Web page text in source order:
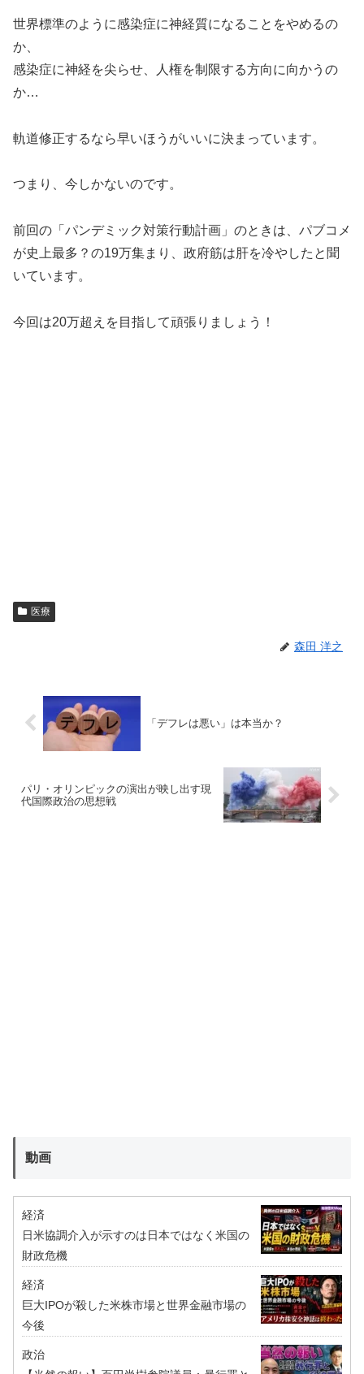
世界標準のように感染症に神経質になることをやめるの
か、
感染症に神経を尖らせ、人権を制限する方向に向かうの
か…
軌道修正するなら早いほうがいいに決まっています。
つまり、今しかないのです。
前回の「パンデミック対策行動計画」のときは、パブコメ
が史上最多？の19万集まり、政府筋は肝を冷やしたと聞
いています。
今回は20万超えを目指して頑張りましょう！
医療
森田 洋之
「デフレは悪い」は本当か？
パリ・オリンピックの演出が映し出す現
代国際政治の思想戦
動画
経済
日米協調介入が示すのは日本ではなく米国の
財政危機
経済
巨大IPOが殺した米株市場と世界金融市場の
今後
政治